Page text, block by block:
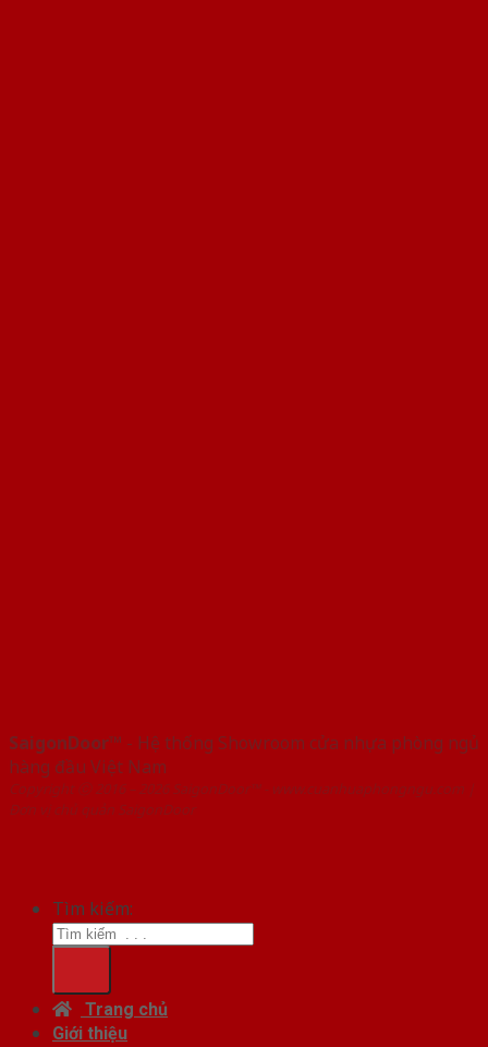
SaigonDoor™ - Hệ thống Showroom cửa nhựa phòng ngủ
hàng đầu Việt Nam
Copyright ⓒ 2016 – 2026 SaigonDoor™ - www.cuanhuaphongngu.com |
Đơn vị chủ quản SaigonDoor
Tìm kiếm:
Trang chủ
Giới thiệu